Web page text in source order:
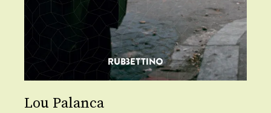
Lou Palanca